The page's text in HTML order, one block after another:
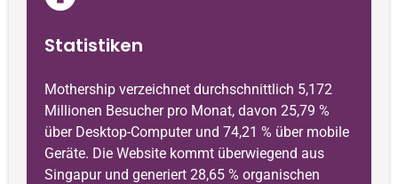
Statistiken
Mothership verzeichnet durchschnittlich 5,172
Millionen Besucher pro Monat, davon 25,79 %
über Desktop-Computer und 74,21 % über mobile
Geräte. Die Website kommt überwiegend aus
Singapur und generiert 28,65 % organischen